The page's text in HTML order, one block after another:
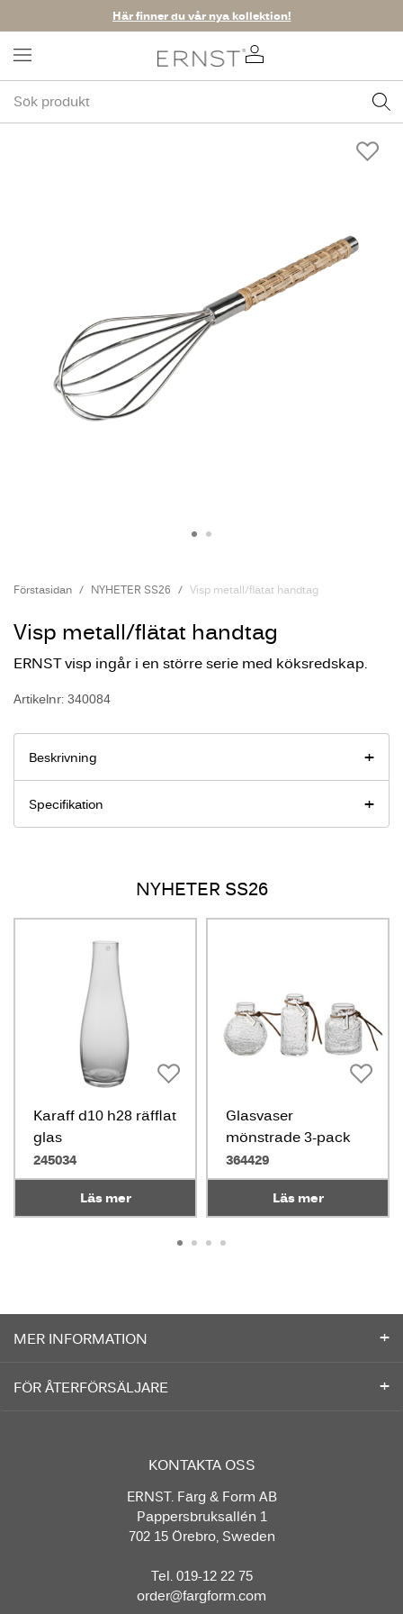
Här finner du vår nya kollektion!
Förstasidan NYHETER SS26 Visp metall/flätat handtag
Visp metall/flätat handtag
ERNST visp ingår i en större serie med köksredskap.
Artikelnr: 340084
Beskrivning
Specifikation
NYHETER SS26
Karaff d10 h28 räfflat
glas
245034
Läs mer
Glasvaser
mönstrade 3-pack
364429
Läs mer
MER INFORMATION
FÖR ÅTERFÖRSÄLJARE
KONTAKTA OSS
ERNST. Färg & Form AB
Pappersbruksallén 1
702 15 Örebro, Sweden
Tel. 019-12 22 75
order@fargform.com